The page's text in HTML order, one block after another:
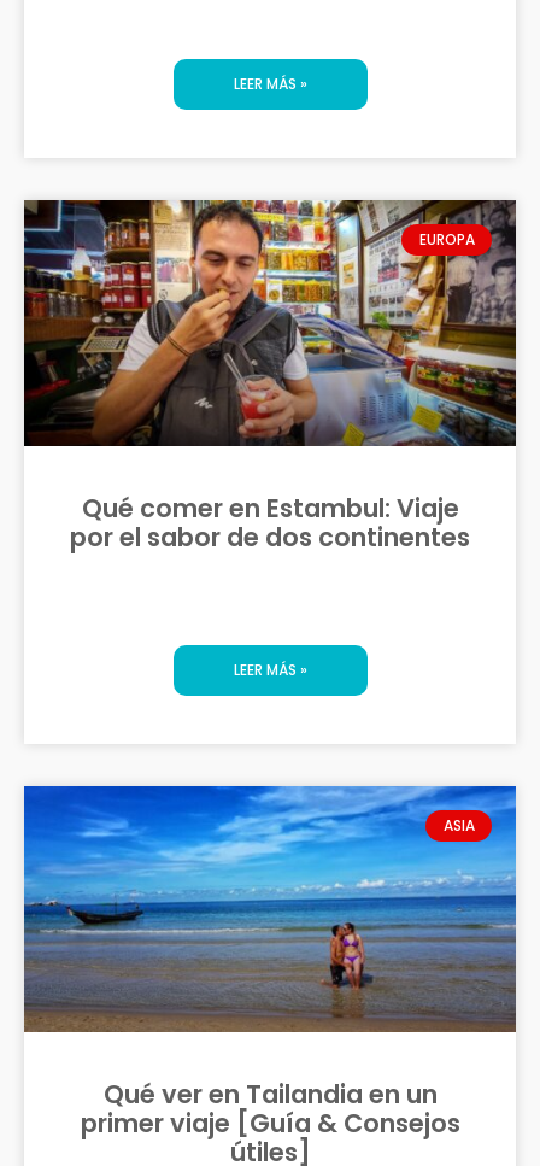
LEER MÁS »
EUROPA
Qué comer en Estambul: Viaje
por el sabor de dos continentes
LEER MÁS »
ASIA
Qué ver en Tailandia en un
primer viaje [Guía & Consejos
útiles]